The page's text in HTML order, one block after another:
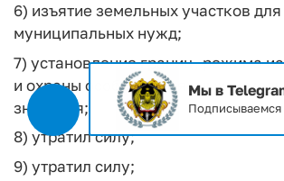
6) изъятие земельных участков для
муниципальных нужд;
7) установление границ, режима
и охраны особо охраняемых земель
значения;
8) утратил силу;
9) утратил силу;
Мы в